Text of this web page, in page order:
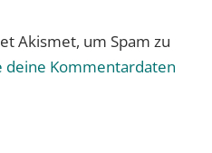
Akismet, um Spam zu
deine Kommentardaten